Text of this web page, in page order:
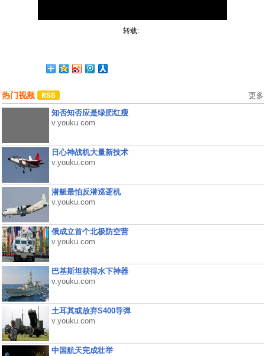
转载:
热门视频 更多
知否知否应是绿肥红瘦
v.youku.com
日心神战机大量新技术
v.youku.com
潜艇最怕反潜巡逻机
v.youku.com
俄成立首个北极防空营
v.youku.com
巴基斯坦获得水下神器
v.youku.com
土耳其或放弃S400导弹
v.youku.com
中国航天完成壮举